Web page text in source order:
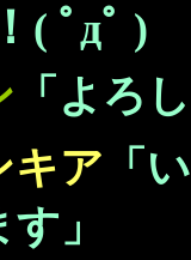
( ﾟдﾟ )
「よろ
キア 「
」